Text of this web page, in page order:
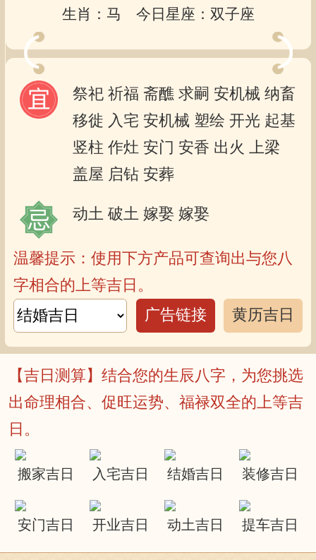
生肖：马 今日星座：双子座
祭祀 祈福 斋醮 求嗣 安机械 纳畜
移徙 入宅 安机械 塑绘 开光 起基
竖柱
上梁
作灶 安门 安香 出火
盖屋 启钻 安葬
动土 破土 嫁娶 嫁娶
温馨提示：使用下方产品可查询出与您八
字相合的上等吉日。
广告链接
黄历吉日
【吉日测算】结合您的生辰八字，为您挑选
出命理相合、促旺运势、福禄双全的上等吉
日。
搬家吉日 入宅吉日 结婚吉日 装修吉日
安门吉日 开业吉日 动土吉日 提车吉日